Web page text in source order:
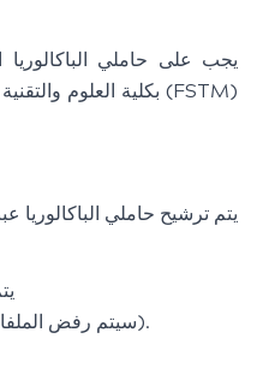
يجب على حاملي الباكالوريا
يتم ترشيح حاملي الباكالوريا
(سيتم رفض الملفات المقدمة أو المرسلة عبر البريد).